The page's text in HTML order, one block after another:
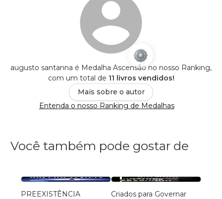
augusto santanna é Medalha Ascensão no nosso Ranking,
com um total de 11 livros vendidos!
Mais sobre o autor
Entenda o nosso Ranking de Medalhas
Você também pode gostar de
PREEXISTÊNCIA
Criados para Governar